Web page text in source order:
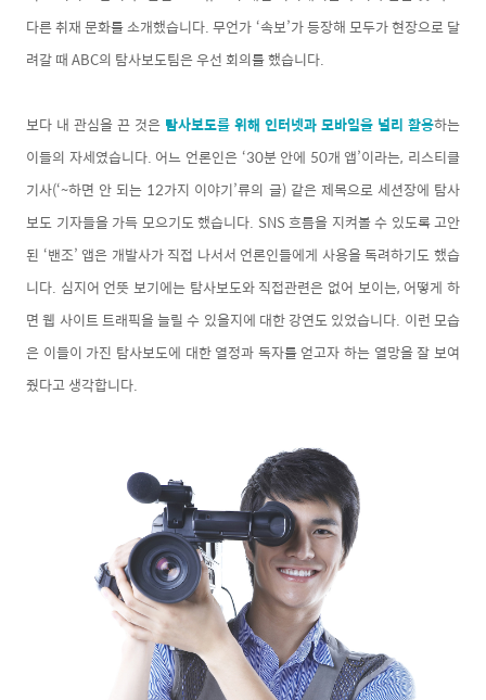
다른 취재 문화를 소개했습니다. 무언가 ‘속보’가 등장해 모두가 현장으로 달
려갈 때 ABC의 탐사보도팀은 우선 회의를 했습니다.
보다 내 관심을 끈 것은 탐사보도를 위해 인터넷과 모바일을 널리 활용하는
이들의 자세였습니다. 어느 언론인은 ‘30분 안에 50개 앱’이라는, 리스티클
기사(‘~하면 안 되는 12가지 이야기’류의 글) 같은 제목으로 세션장에 탐사
보도 기자들을 가득 모으기도 했습니다. SNS 흐름을 지켜볼 수 있도록 고안
된 ‘밴조’ 앱은 개발사가 직접 나서서 언론인들에게 사용을 독려하기도 했습
니다. 심지어 언뜻 보기에는 탐사보도와 직접관련은 없어 보이는, 어떻게 하
면 웹 사이트 트래픽을 늘릴 수 있을지에 대한 강연도 있었습니다. 이런 모습
은 이들이 가진 탐사보도에 대한 열정과 독자를 얻고자 하는 열망을 잘 보여
줬다고 생각합니다.